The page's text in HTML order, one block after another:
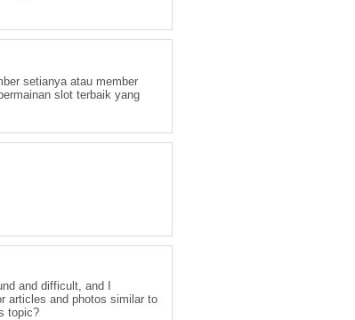
setianya atau member
slot terbaik yang
and difficult, and I
articles and photos similar to
topic?